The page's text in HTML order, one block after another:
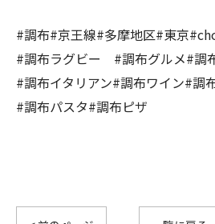
#調布#京王線#多摩地区#東京
#調布ラグビー #調布グルメ#調
#調布イタリアン#調布ワイン#調
#調布パスタ#調布ピザ